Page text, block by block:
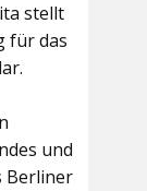
stellt
für das
und
Berliner